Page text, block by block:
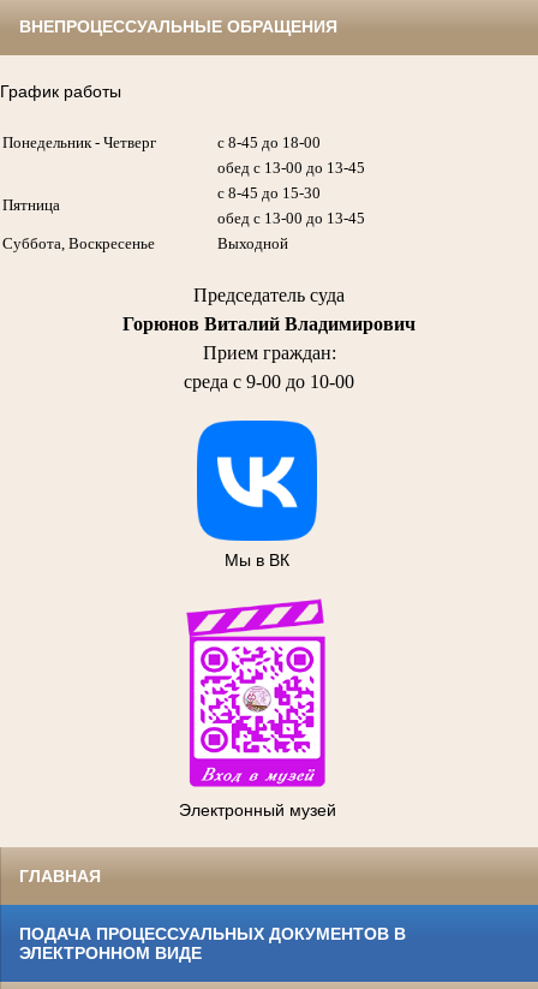
ВНЕПРОЦЕССУАЛЬНЫЕ ОБРАЩЕНИЯ
График работы
Понедельник - Четверг
с 8-45 до 18-00
обед с 13-00 до 13-45
Пятница
с 8-45 до 15-30
обед с 13-00 до 13-45
Суббота, Воскресенье
Выходной
Председатель суда
Горюнов Виталий Владимирович
Прием граждан:
среда с 9-00 до 10-00
Мы в ВК
Электронный музей
ГЛАВНАЯ
ПОДАЧА ПРОЦЕССУАЛЬНЫХ ДОКУМЕНТОВ В
ЭЛЕКТРОННОМ ВИДЕ